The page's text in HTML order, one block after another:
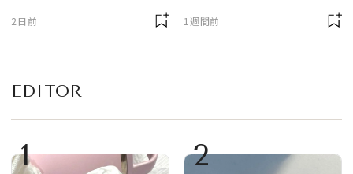
2日前
んと木村草太さんが読
1週間前
EDITOR
1 2